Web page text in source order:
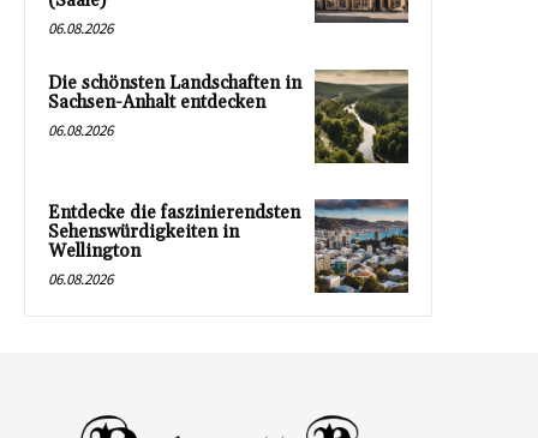
06.08.2026
Die schönsten Landschaften in
Sachsen-Anhalt entdecken
06.08.2026
Entdecke die faszinierendsten
Sehenswürdigkeiten in
Wellington
06.08.2026